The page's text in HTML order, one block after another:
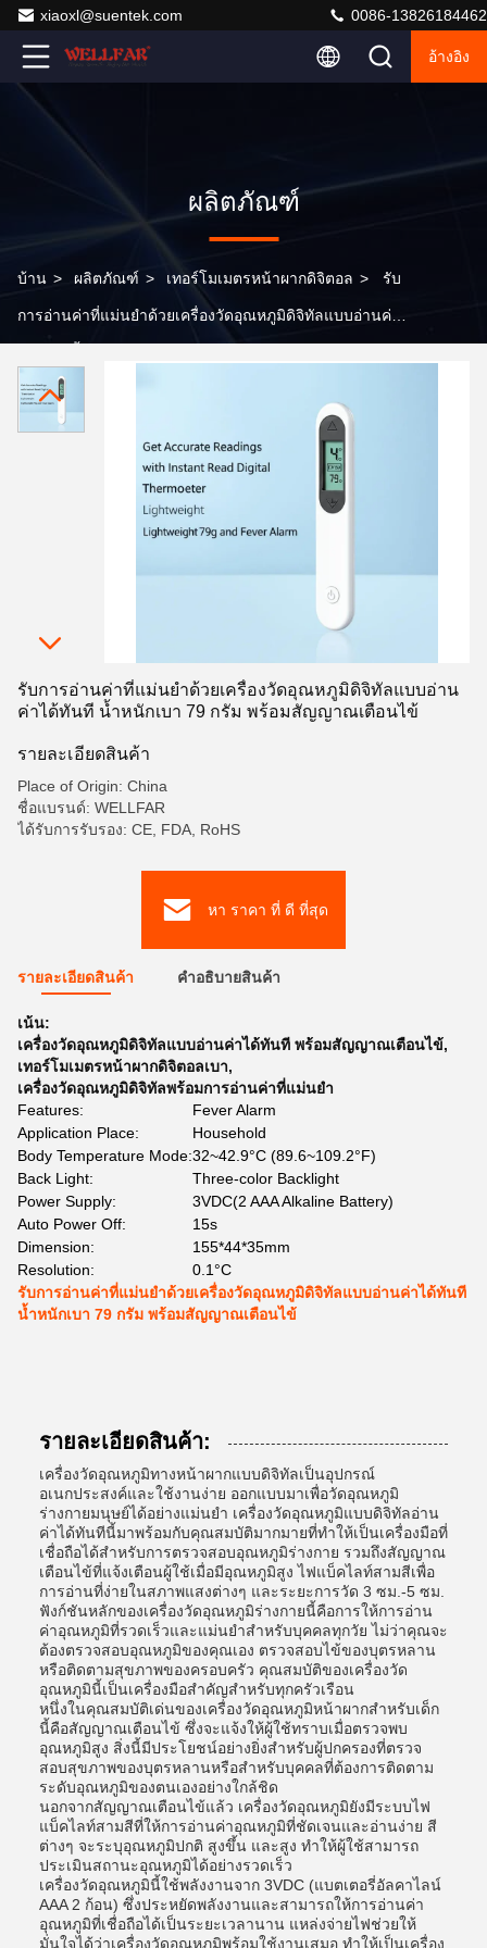
xiaoxl@suentek.com 0086-13826184462
อ้างอิง
ผลิตภัณฑ์
บ้าน > ผลิตภัณฑ์ > เทอร์โมเมตรหน้าผากดิจิตอล > รับ
การอ่านค่าที่แม่นยำด้วยเครื่องวัดอุณหภูมิดิจิทัลแบบอ่านค่า
รับการอ่านค่าที่แม่นยำด้วยเครื่องวัดอุณหภูมิดิจิทัลแบบอ่าน
ค่าได้ทันที น้ำหนักเบา 79 กรัม พร้อมสัญญาณเตือนไข้
รายละเอียดสินค้า
Place of Origin: China
ชื่อแบรนด์: WELLFAR
ได้รับการรับรอง: CE, FDA, RoHS
หา ราคา ที่ ดี ที่สุด
รายละเอียดสินค้า คําอธิบายสินค้า
เน้น:
เครื่องวัดอุณหภูมิดิจิทัลแบบอ่านค่าได้ทันที พร้อมสัญญาณเตือนไข้,
เทอร์โมเมตรหน้าผากดิจิตอลเบา,
เครื่องวัดอุณหภูมิดิจิทัลพร้อมการอ่านค่าที่แม่นยำ
Features:
Fever Alarm
Application Place:
Household
Body Temperature Mode:32~42.9°C (89.6~109.2°F)
Back Light:
Three-color Backlight
Power Supply:
3VDC(2 AAA Alkaline Battery)
Auto Power Off:
15s
Dimension:
155*44*35mm
Resolution:
0.1°C
รับการอ่านค่าที่แม่นยำด้วยเครื่องวัดอุณหภูมิดิจิทัลแบบอ่านค่าได้ทันที
น้ำหนักเบา 79 กรัม พร้อมสัญญาณเตือนไข้
รายละเอียดสินค้า:
เครื่องวัดอุณหภูมิทางหน้าผากแบบดิจิทัลเป็นอุปกรณ์
อเนกประสงค์และใช้งานง่าย ออกแบบมาเพื่อวัดอุณหภูมิ
ร่างกายมนุษย์ได้อย่างแม่นยำ เครื่องวัดอุณหภูมิแบบดิจิทัลอ่าน
ค่าได้ทันทีนี้มาพร้อมกับคุณสมบัติมากมายที่ทำให้เป็นเครื่องมือที่
เชื่อถือได้สำหรับการตรวจสอบอุณหภูมิร่างกาย รวมถึงสัญญาณ
เตือนไข้ที่แจ้งเตือนผู้ใช้เมื่อมีอุณหภูมิสูง ไฟแบ็คไลท์สามสีเพื่อ
การอ่านที่ง่ายในสภาพแสงต่างๆ และระยะการวัด 3 ซม.-5 ซม.
ฟังก์ชันหลักของเครื่องวัดอุณหภูมิร่างกายนี้คือการให้การอ่าน
ค่าอุณหภูมิที่รวดเร็วและแม่นยำสำหรับบุคคลทุกวัย ไม่ว่าคุณจะ
ต้องตรวจสอบอุณหภูมิของคุณเอง ตรวจสอบไข้ของบุตรหลาน
หรือติดตามสุขภาพของครอบครัว คุณสมบัติของเครื่องวัด
อุณหภูมินี้เป็นเครื่องมือสำคัญสำหรับทุกครัวเรือน
หนึ่งในคุณสมบัติเด่นของเครื่องวัดอุณหภูมิหน้าผากสำหรับเด็ก
นี้คือสัญญาณเตือนไข้ ซึ่งจะแจ้งให้ผู้ใช้ทราบเมื่อตรวจพบ
อุณหภูมิสูง สิ่งนี้มีประโยชน์อย่างยิ่งสำหรับผู้ปกครองที่ตรวจ
สอบสุขภาพของบุตรหลานหรือสำหรับบุคคลที่ต้องการติดตาม
ระดับอุณหภูมิของตนเองอย่างใกล้ชิด
นอกจากสัญญาณเตือนไข้แล้ว เครื่องวัดอุณหภูมิยังมีระบบไฟ
แบ็คไลท์สามสีที่ให้การอ่านค่าอุณหภูมิที่ชัดเจนและอ่านง่าย สี
ต่างๆ จะระบุอุณหภูมิปกติ สูงขึ้น และสูง ทำให้ผู้ใช้สามารถ
ประเมินสถานะอุณหภูมิได้อย่างรวดเร็ว
เครื่องวัดอุณหภูมินี้ใช้พลังงานจาก 3VDC (แบตเตอรี่อัลคาไลน์
AAA 2 ก้อน) ซึ่งประหยัดพลังงานและสามารถให้การอ่านค่า
อุณหภูมิที่เชื่อถือได้เป็นระยะเวลานาน แหล่งจ่ายไฟช่วยให้
มั่นใจได้ว่าเครื่องวัดอุณหภูมิพร้อมใช้งานเสมอ ทำให้เป็นเครื่อง